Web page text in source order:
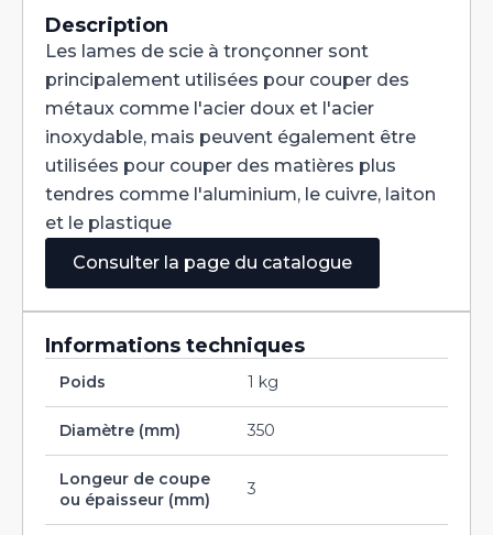
pour
métal
HSS
350X3X32
Z100
Description
Les lames de scie à tronçonner sont
principalement utilisées pour couper des
métaux comme l'acier doux et l'acier
inoxydable, mais peuvent également être
utilisées pour couper des matières plus
tendres comme l'aluminium, le cuivre, laiton
et le plastique
Consulter la page du catalogue
Informations techniques
Poids 1 kg
Diamètre (mm) 350
Longeur de coupe
ou épaisseur (mm)
3